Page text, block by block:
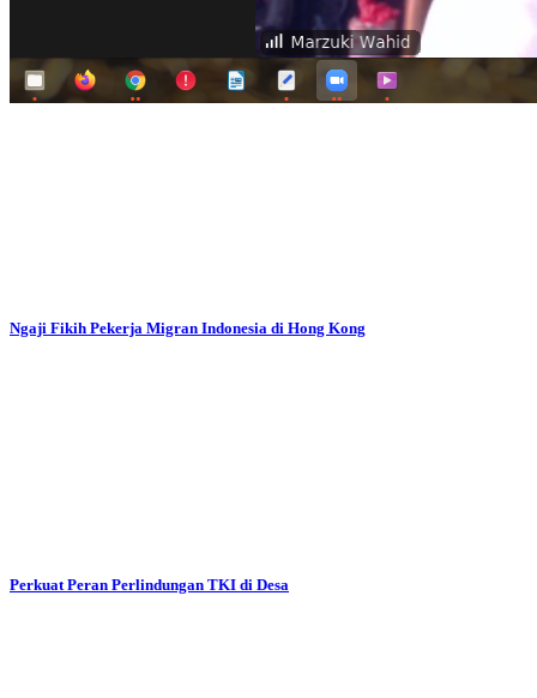
Ngaji Fikih Pekerja Migran Indonesia di Hong Kong
Perkuat Peran Perlindungan TKI di Desa